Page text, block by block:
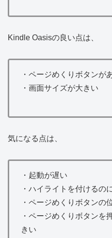
Kindle Oasisの良い点は、
・ページめくりボタンが
・画面サイズが大きい
気になる点は、
・起動が遅い
・ハイライトを付けるの
・ページめくりボタンの
・ページめくりボタンを
きい